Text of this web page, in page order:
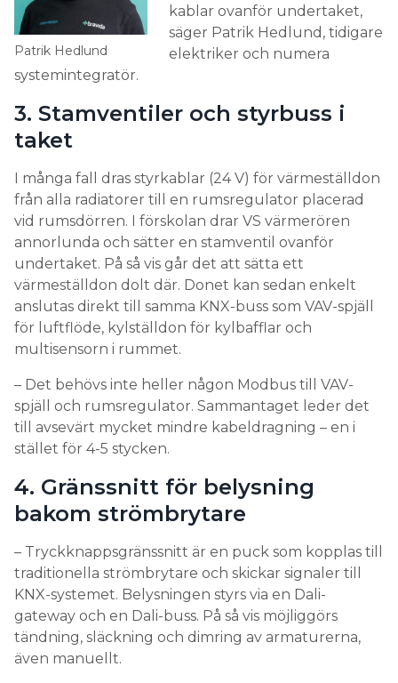
Patrik Hedlund
kablar ovanför undertaket,
säger Patrik Hedlund, tidigare
elektriker och numera
systemintegratör.
3. Stamventiler och styrbuss i
taket
I många fall dras styrkablar (24 V) för värmeställdon
från alla radiatorer till en rumsregulator placerad
vid rumsdörren. I förskolan drar VS värmerören
annorlunda och sätter en stamventil ovanför
undertaket. På så vis går det att sätta ett
värmeställdon dolt där. Donet kan sedan enkelt
anslutas direkt till samma KNX-buss som VAV-spjäll
för luftflöde, kylställdon för kylbafflar och
multisensorn i rummet.
– Det behövs inte heller någon Modbus till VAV-
spjäll och rumsregulator. Sammantaget leder det
till avsevärt mycket mindre kabeldragning – en i
stället för 4-5 stycken.
4. Gränssnitt för belysning
bakom strömbrytare
– Tryckknappsgränssnitt är en puck som kopplas till
traditionella strömbrytare och skickar signaler till
KNX-systemet. Belysningen styrs via en Dali-
gateway och en Dali-buss. På så vis möjliggörs
tändning, släckning och dimring av armaturerna,
även manuellt.